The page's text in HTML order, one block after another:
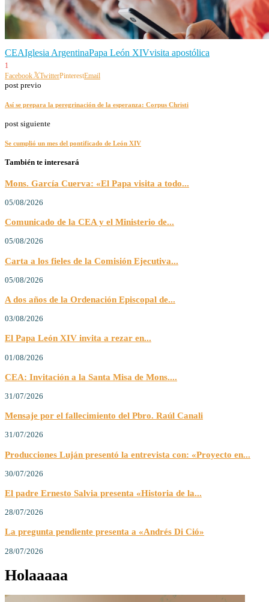
CEAIglesia ArgentinaPapa León XIVvisita apostólica
1
Facebook
TwitterPinterestEmail
post previo
Así se prepara la peregrinación de la esperanza: Corpus Christi
post siguiente
Se cumplió un mes del pontificado de León XIV
También te interesará
Mons. García Cuerva: «El Papa visita a todo...
05/08/2026
Comunicado de la CEA y el Ministerio de...
05/08/2026
Carta a los fieles de la Comisión Ejecutiva...
05/08/2026
A dos años de la Ordenación Episcopal de...
03/08/2026
El Papa León XIV invita a rezar en...
01/08/2026
CEA: Invitación a la Santa Misa de Mons....
31/07/2026
Mensaje por el fallecimiento del Pbro. Raúl Canali
31/07/2026
Producciones Luján presentó la entrevista con: «Proyecto en...
30/07/2026
El padre Ernesto Salvia presenta «Historia de la...
28/07/2026
La pregunta pendiente presenta a «Andrés Di Ció»
28/07/2026
Holaaaaa